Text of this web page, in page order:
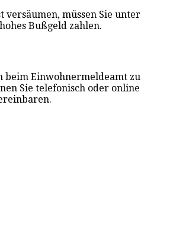
versäumen, müssen Sie unter
Bußgeld zahlen.
beim Einwohnermeldeamt zu
Sie telefonisch oder online